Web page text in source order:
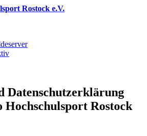
Rostock e.V.
Datenschutzerklärung
Hochschulsport Rostock